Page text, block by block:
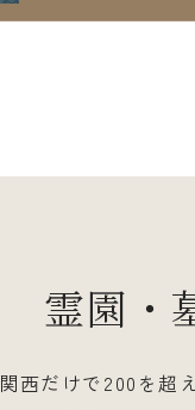
霊園・
関西だけで200を超